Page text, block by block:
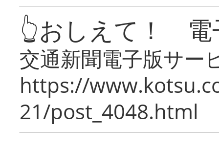
👆おしえて！ 電
交通新聞電子版サー
https://
21/post_4048.html